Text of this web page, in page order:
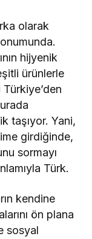
olarak
hijyenik
ürünlerle
Türkiye’den
taşıyor. Yani,
girdiğinde,
sormayı
Türk.
kendine
ön plana
sosyal